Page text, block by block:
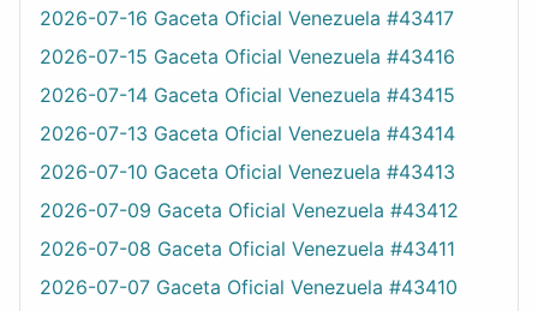
2026-07-16 Gaceta Oficial Venezuela #43417
2026-07-15 Gaceta Oficial Venezuela #43416
2026-07-14 Gaceta Oficial Venezuela #43415
2026-07-13 Gaceta Oficial Venezuela #43414
2026-07-10 Gaceta Oficial Venezuela #43413
2026-07-09 Gaceta Oficial Venezuela #43412
2026-07-08 Gaceta Oficial Venezuela #43411
2026-07-07 Gaceta Oficial Venezuela #43410